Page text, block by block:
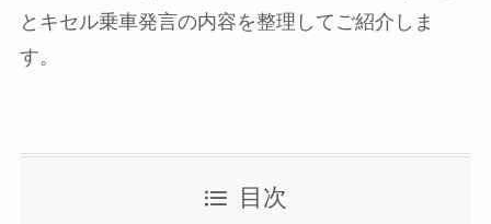
とキセル乗車発言の内容を整理してご紹介しま
す。
目次